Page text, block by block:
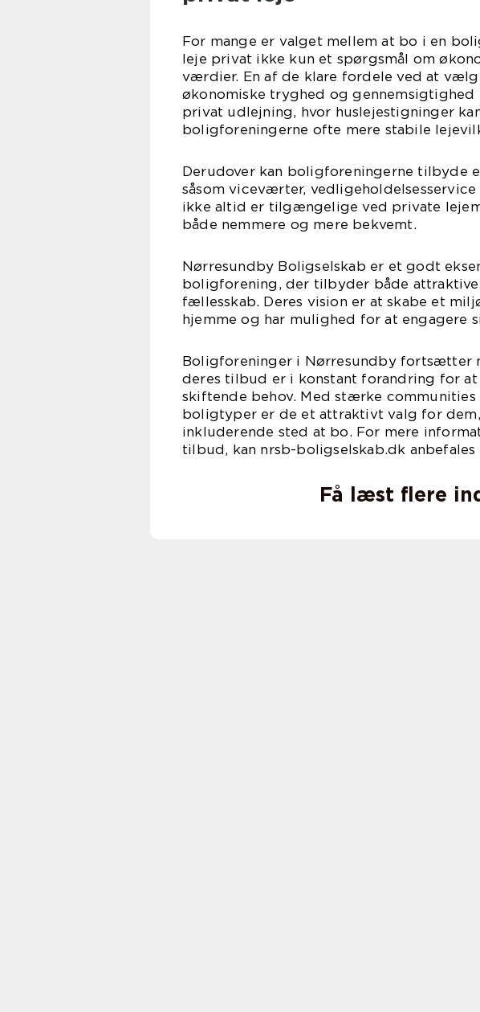
For mange er valget mellem at bo i en
leje privat ikke kun et spørgsmål om
værdier. En af de klare fordele ved at
økonomiske tryghed og
privat udlejning, hvor huslejestigninger
boligforeningerne ofte mere stabile
Derudover kan boligforeningerne tilbyde
såsom viceværter, vedligeholdelsesservice
ikke altid er tilgængelige ved private
både nemmere og mere bekvemt.
Nørresundby Boligselskab er et godt
boligforening, der tilbyder både
fællesskab. Deres vision er at skabe et
hjemme og har mulighed for at engagere
Boligforeninger i Nørresundby fortsætter
deres tilbud er i konstant forandring for
skiftende behov. Med stærke
boligtyper er de et attraktivt valg for
inkluderende sted at bo. For mere
tilbud, kan nrsb-boligselskab.dk anbefales
Få læst flere